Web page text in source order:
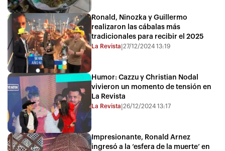
Ronald, Ninozka y Guillermo
realizaron las cábalas más
tradicionales para recibir el 2025
La Revista |27/12/2024 13:19
Humor: Cazzu y Christian Nodal
vivieron un momento de tensión en
La Revista
La Revista |26/12/2024 13:17
Impresionante, Ronald Arnez
ingresó a la ‘esfera de la muerte’ en